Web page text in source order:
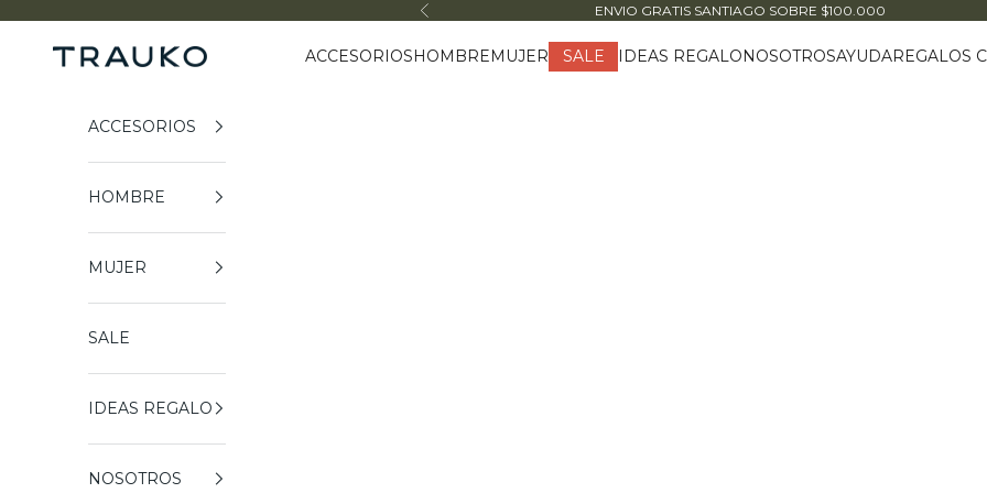
Anterior ENVIO GRATIS SANTIAGO SOBRE $100.000
Trauko ACCESORIOSHOMBREMUJER SALE IDEAS REGALONOSOTROSAYUDAREGALOS
ACCESORIOS
HOMBRE
MUJER
SALE
IDEAS REGALO
NOSOTROS